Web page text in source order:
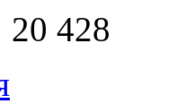
428